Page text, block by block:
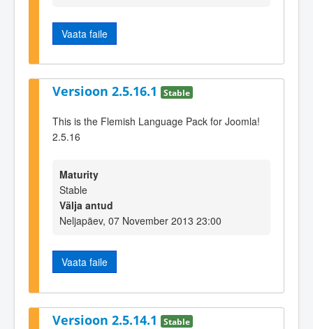
Vaata faile
Versioon 2.5.16.1 Stable
This is the Flemish Language Pack for Joomla!
2.5.16
Maturity
Stable
Välja antud
Neljapäev, 07 November 2013 23:00
Vaata faile
Versioon 2.5.14.1 Stable